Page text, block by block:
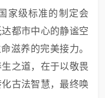
家级标准的制定会
都市中心的静谧空
滋养的完美接力。
之道，在于以敬畏
古法智慧，最终唤